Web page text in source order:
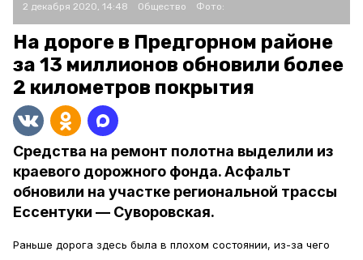
2 декабря 2020, 14:48 Общество Фото:
На дороге в Предгорном районе
за 13 миллионов обновили более
2 километров покрытия
Средства на ремонт полотна выделили из
краевого дорожного фонда. Асфальт
обновили на участке региональной трассы
Ессентуки — Суворовская.
Раньше дорога здесь была в плохом состоянии, из-за чего